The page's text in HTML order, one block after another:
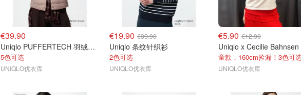
€39.90
Uniqlo PUFFERTECH 羽绒背心
5色可选
UNIQLO优衣库
€19.90 €39.90
Uniqlo 条纹针织衫
2色可选
UNIQLO优衣库
€5.90 €12.90
童款，160cm捡漏！3色可
UNIQLO优衣库